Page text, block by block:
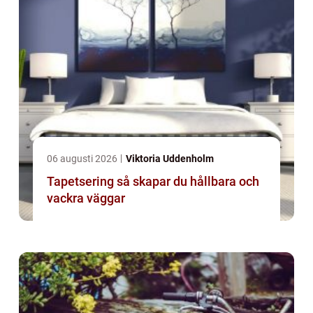
06 augusti 2026 Viktoria Uddenholm
Tapetsering så skapar du hållbara och
vackra väggar